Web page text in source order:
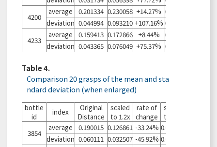
4200
average 0.201334 0.230058 +14.27% 0.256859
deviation 0.044994 0.093210 +107.16% 0.047697
4233
average 0.159413 0.172866 +8.44% 0.261311
deviation 0.043365 0.076049 +75.37% 0.042690
Table 4.
Comparison 20 grasps of the mean and sta
ndard deviation (when enlarged)
bottle
id
index
Original
Distance
scaled
to 1.2x
rate of
change
scaled
to 1.5x
3854
average 0.190015 0.126861 -33.24% 0.097912
deviation 0.060111 0.032507 -45.92% 0.025997